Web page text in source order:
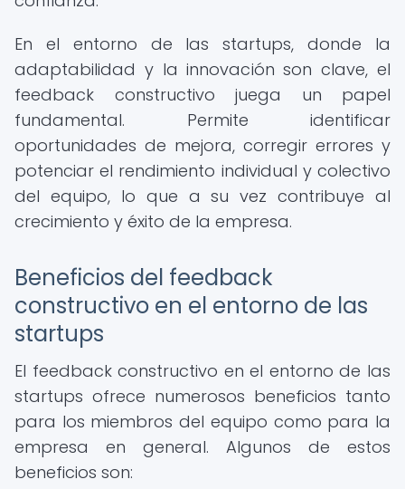
En el entorno de las startups, donde la
adaptabilidad y la innovación son clave, el
feedback constructivo juega un papel
fundamental. Permite identificar
oportunidades de mejora, corregir errores y
potenciar el rendimiento individual y colectivo
del equipo, lo que a su vez contribuye al
crecimiento y éxito de la empresa.
Beneficios del feedback
constructivo en el entorno de las
startups
El feedback constructivo en el entorno de las
startups ofrece numerosos beneficios tanto
para los miembros del equipo como para la
empresa en general. Algunos de estos
beneficios son: